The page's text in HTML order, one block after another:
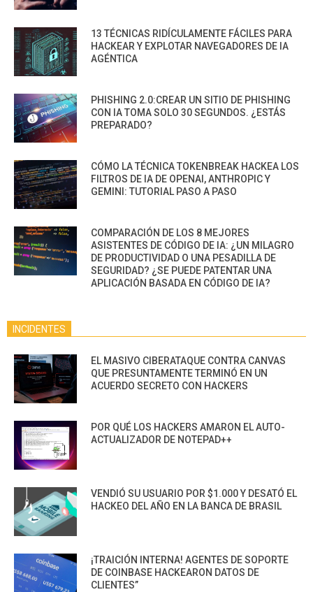
13 TÉCNICAS RIDÍCULAMENTE FÁCILES PARA
HACKEAR Y EXPLOTAR NAVEGADORES DE IA
AGÉNTICA
PHISHING 2.0:CREAR UN SITIO DE PHISHING
CON IA TOMA SOLO 30 SEGUNDOS. ¿ESTÁS
PREPARADO?
CÓMO LA TÉCNICA TOKENBREAK HACKEA LOS
FILTROS DE IA DE OPENAI, ANTHROPIC Y
GEMINI: TUTORIAL PASO A PASO
COMPARACIÓN DE LOS 8 MEJORES
ASISTENTES DE CÓDIGO DE IA: ¿UN MILAGRO
DE PRODUCTIVIDAD O UNA PESADILLA DE
SEGURIDAD? ¿SE PUEDE PATENTAR UNA
APLICACIÓN BASADA EN CÓDIGO DE IA?
INCIDENTES
EL MASIVO CIBERATAQUE CONTRA CANVAS
QUE PRESUNTAMENTE TERMINÓ EN UN
ACUERDO SECRETO CON HACKERS
POR QUÉ LOS HACKERS AMARON EL AUTO-
ACTUALIZADOR DE NOTEPAD++
VENDIÓ SU USUARIO POR $1.000 Y DESATÓ EL
HACKEO DEL AÑO EN LA BANCA DE BRASIL
¡TRAICIÓN INTERNA! AGENTES DE SOPORTE
DE COINBASE HACKEARON DATOS DE
CLIENTES”